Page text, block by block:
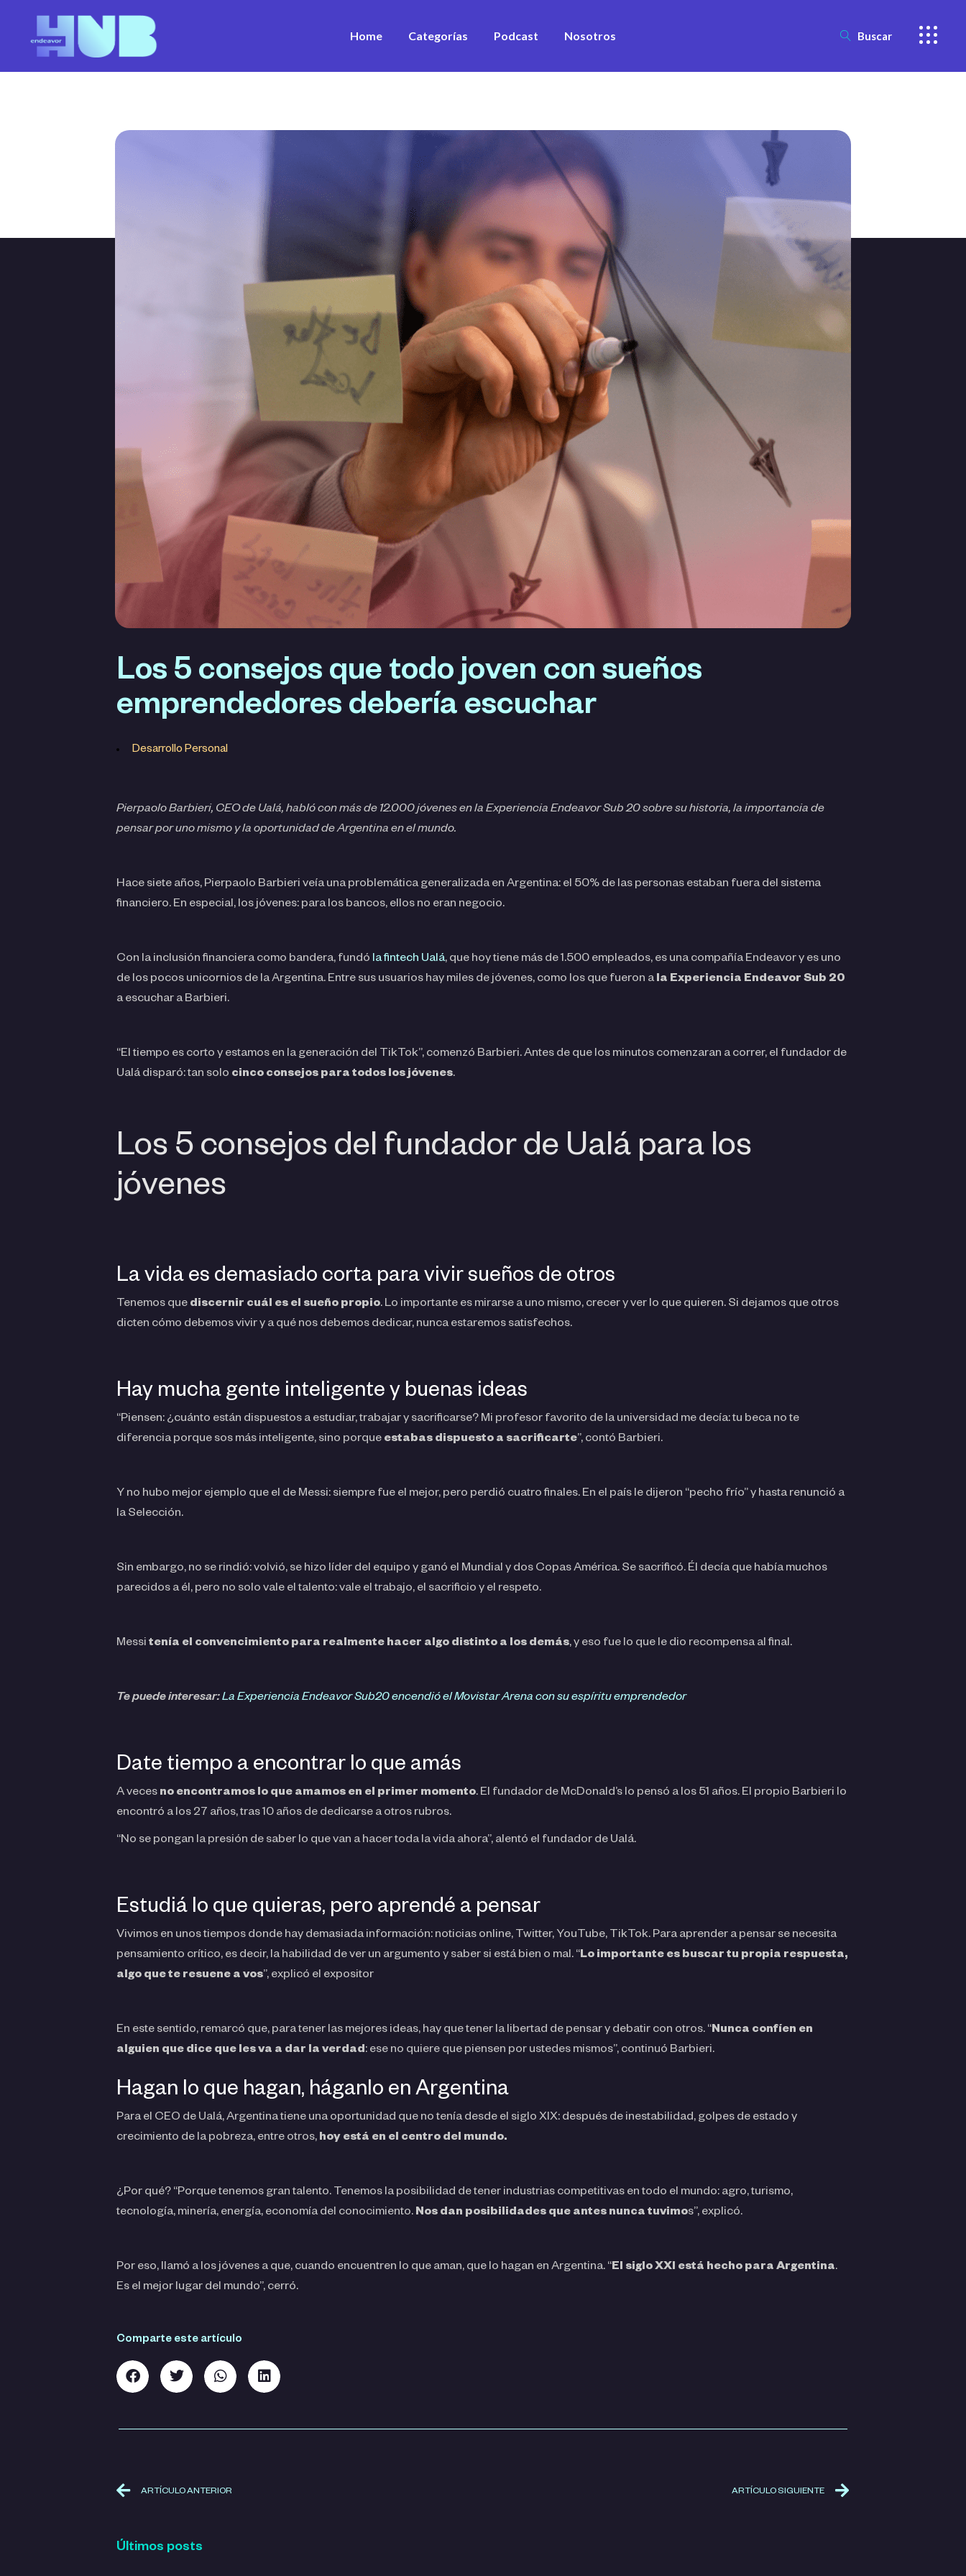
Home Categorías
Estrategia
Equipos
Sustentabilidad
Marketing & ventas
Innovación
Financiamiento
Ver todos los artículos
Ver todos los vídeos
Podcast Nosotros Buscar
Los 5 consejos que todo joven con sueños
emprendedores debería escuchar
Desarrollo Personal
Pierpaolo Barbieri, CEO de Ualá, habló con más de 12.000 jóvenes en la Experiencia Endeavor Sub 20 sobre su historia, la importancia de
pensar por uno mismo y la oportunidad de Argentina en el mundo.
Hace siete años, Pierpaolo Barbieri veía una problemática generalizada en Argentina: el 50% de las personas estaban fuera del sistema
financiero. En especial, los jóvenes: para los bancos, ellos no eran negocio.
Con la inclusión financiera como bandera, fundó la fintech Ualá, que hoy tiene más de 1.500 empleados, es una compañía Endeavor y es uno
de los pocos unicornios de la Argentina. Entre sus usuarios hay miles de jóvenes, como los que fueron ala Experiencia Endeavor Sub 20
a escuchar a Barbieri.
“El tiempo es corto y estamos en la generación del TikTok”, comenzó Barbieri. Antes de que los minutos comenzaran a correr, el fundador de
Ualá disparó: tan solo cinco consejos para todos los jóvenes.
Los 5 consejos del fundador de Ualá para los
jóvenes
La vida es demasiado corta para vivir sueños de otros
Tenemos que discernir cuál es el sueño propio. Lo importante es mirarse a uno mismo, crecer y ver lo que quieren. Si dejamos que otros
dicten cómo debemos vivir y a qué nos debemos dedicar, nunca estaremos satisfechos.
Hay mucha gente inteligente y buenas ideas
“Piensen: ¿cuánto están dispuestos a estudiar, trabajar y sacrificarse? Mi profesor favorito de la universidad me decía: tu beca no te
diferencia porque sos más inteligente, sino porque estabas dispuesto a sacrificarte”, contó Barbieri.
Y no hubo mejor ejemplo que el de Messi: siempre fue el mejor, pero perdió cuatro finales. En el país le dijeron “pecho frío” y hasta renunció a
la Selección.
Sin embargo, no se rindió: volvió, se hizo líder del equipo y ganó el Mundial y dos Copas América. Se sacrificó. Él decía que había muchos
parecidos a él, pero no solo vale el talento: vale el trabajo, el sacrificio y el respeto.
Messi tenía el convencimiento para realmente hacer algo distinto a los demás, y eso fue lo que le dio recompensa al final.
Te puede interesar:La Experiencia Endeavor Sub20 encendió el Movistar Arena con su espíritu emprendedor
Date tiempo a encontrar lo que amás
A veces no encontramos lo que amamos en el primer momento. El fundador de McDonald’s lo pensó a los 51 años. El propio Barbieri lo
encontró a los 27 años, tras 10 años de dedicarse a otros rubros.
“No se pongan la presión de saber lo que van a hacer toda la vida ahora”, alentó el fundador de Ualá.
Estudiá lo que quieras, pero aprendé a pensar
Vivimos en unos tiempos donde hay demasiada información: noticias online, Twitter, YouTube, TikTok. Para aprender a pensar se necesita
pensamiento crítico, es decir, la habilidad de ver un argumento y saber si está bien o mal. “Lo importante es buscar tu propia respuesta,
algo que te resuene a vos”, explicó el expositor
En este sentido, remarcó que, para tener las mejores ideas, hay que tener la libertad de pensar y debatir con otros. “Nunca confíen en
alguien que dice que les va a dar la verdad: ese no quiere que piensen por ustedes mismos”, continuó Barbieri.
Hagan lo que hagan, háganlo en Argentina
Para el CEO de Ualá, Argentina tiene una oportunidad que no tenía desde el siglo XIX: después de inestabilidad, golpes de estado y
crecimiento de la pobreza, entre otros, hoy está en el centro del mundo.
¿Por qué? “Porque tenemos gran talento. Tenemos la posibilidad de tener industrias competitivas en todo el mundo: agro, turismo,
tecnología, minería, energía, economía del conocimiento. Nos dan posibilidades que antes nunca tuvimos”, explicó.
Por eso, llamó a los jóvenes a que, cuando encuentren lo que aman, que lo hagan en Argentina. “El siglo XXI está hecho para Argentina.
Es el mejor lugar del mundo”, cerró.
Comparte este artículo
ARTÍCULO ANTERIOR ARTÍCULO SIGUIENTE
Últimos posts